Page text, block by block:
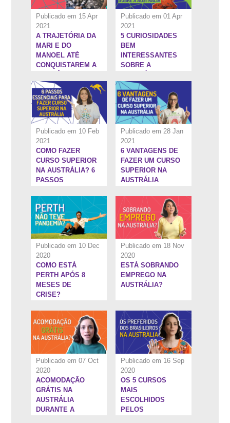
Publicado em 15 Apr
2021
A TRAJETÓRIA DA
MARI E DO
MANOEL ATÉ
CONQUISTAREM A
PERMANENTE NA
AUSTRÁLIA
Publicado em 01 Apr
2021
5 CURIOSIDADES
BEM
INTERESSANTES
SOBRE A
Publicado em 10 Feb
2021
COMO FAZER
CURSO SUPERIOR
NA AUSTRÁLIA? 6
PASSOS
Publicado em 28 Jan
2021
6 VANTAGENS DE
FAZER UM CURSO
SUPERIOR NA
AUSTRÁLIA
Publicado em 10 Dec
2020
3:35''
COMO ESTÁ
PERTH APÓS 8
MESES DE
CRISE?
Publicado em 18 Nov
2020
3:24''
ESTÁ SOBRANDO
EMPREGO NA
AUSTRÁLIA?
Publicado em 07 Oct
2020
26:15''
ACOMODAÇÃO
GRÁTIS NA
AUSTRÁLIA
DURANTE A
Publicado em 16 Sep
2020
OS 5 CURSOS
MAIS
ESCOLHIDOS
PELOS